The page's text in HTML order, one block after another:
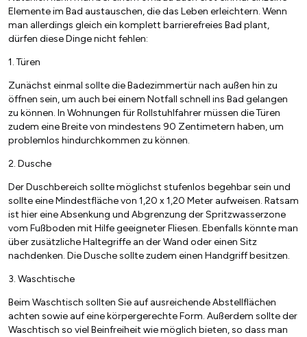
Elemente im Bad austauschen, die das Leben erleichtern. Wenn
man allerdings gleich ein komplett barrierefreies Bad plant,
dürfen diese Dinge nicht fehlen:
1. Türen
Zunächst einmal sollte die Badezimmertür nach außen hin zu
öffnen sein, um auch bei einem Notfall schnell ins Bad gelangen
zu können. In Wohnungen für Rollstuhlfahrer müssen die Türen
zudem eine Breite von mindestens 90 Zentimetern haben, um
problemlos hindurchkommen zu können.
2. Dusche
Der Duschbereich sollte möglichst stufenlos begehbar sein und
sollte eine Mindestfläche von 1,20 x 1,20 Meter aufweisen. Ratsam
ist hier eine Absenkung und Abgrenzung der Spritzwasserzone
vom Fußboden mit Hilfe geeigneter Fliesen. Ebenfalls könnte man
über zusätzliche Haltegriffe an der Wand oder einen Sitz
nachdenken. Die Dusche sollte zudem einen Handgriff besitzen.
3. Waschtische
Beim Waschtisch sollten Sie auf ausreichende Abstellflächen
achten sowie auf eine körpergerechte Form. Außerdem sollte der
Waschtisch so viel Beinfreiheit wie möglich bieten, so dass man